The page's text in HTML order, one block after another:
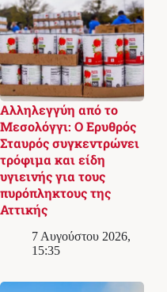
Αλληλεγγύη από το
Μεσολόγγι: Ο Ερυθρός
Σταυρός συγκεντρώνει
τρόφιμα και είδη
υγιεινής για τους
πυρόπληκτους της
Αττικής
7 Αυγούστου 2026,
15:35